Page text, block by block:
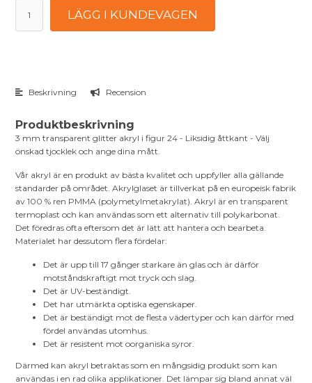
LÄGG I KUNDEVAGEN
Beskrivning Recension
Produktbeskrivning
3 mm transparent glitter akryl i figur 24 - Liksidig åttkant - Välj
önskad tjocklek och ange dina mått.
Vår akryl är en produkt av bästa kvalitet och uppfyller alla gällande
standarder på området. Akrylglaset är tillverkat på en europeisk fabrik
av 100 % ren PMMA (polymetylmetakrylat). Akryl är en transparent
termoplast och kan användas som ett alternativ till polykarbonat.
Det föredras ofta eftersom det är lätt att hantera och bearbeta.
Materialet har dessutom flera fördelar:
Det är upp till 17 gånger starkare än glas och är därför
motståndskraftigt mot tryck och slag.
Det är UV-beständigt.
Det har utmärkta optiska egenskaper.
Det är beständigt mot de flesta vädertyper och kan därför med
fördel användas utomhus.
Det är resistent mot oorganiska syror.
Därmed kan akryl betraktas som en mångsidig produkt som kan
användas i en rad olika applikationer. Det lämpar sig bland annat väl